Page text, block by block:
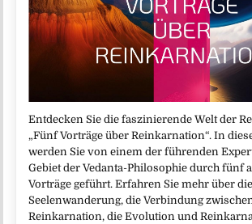
Entdecken Sie die faszinierende Welt der
„Fünf Vorträge über Reinkarnation“. In
werden Sie von einem der führenden
Gebiet der Vedanta-Philosophie durch fünf
Vorträge geführt. Erfahren Sie mehr über
Seelenwanderung, die Verbindung
Reinkarnation, die Evolution und